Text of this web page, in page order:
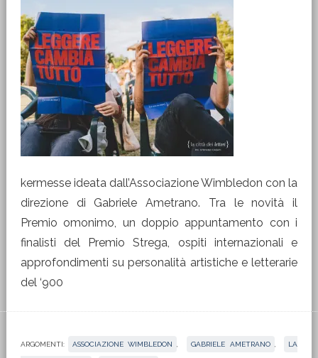
kermesse ideata dall’Associazione Wimbledon con la
direzione di Gabriele Ametrano. Tra le novità il
Premio omonimo, un doppio appuntamento con i
finalisti del Premio Strega, ospiti internazionali e
approfondimenti su personalità artistiche e letterarie
del ‘900
ARGOMENTI: ASSOCIAZIONE WIMBLEDON GABRIELE AMETRANO LA